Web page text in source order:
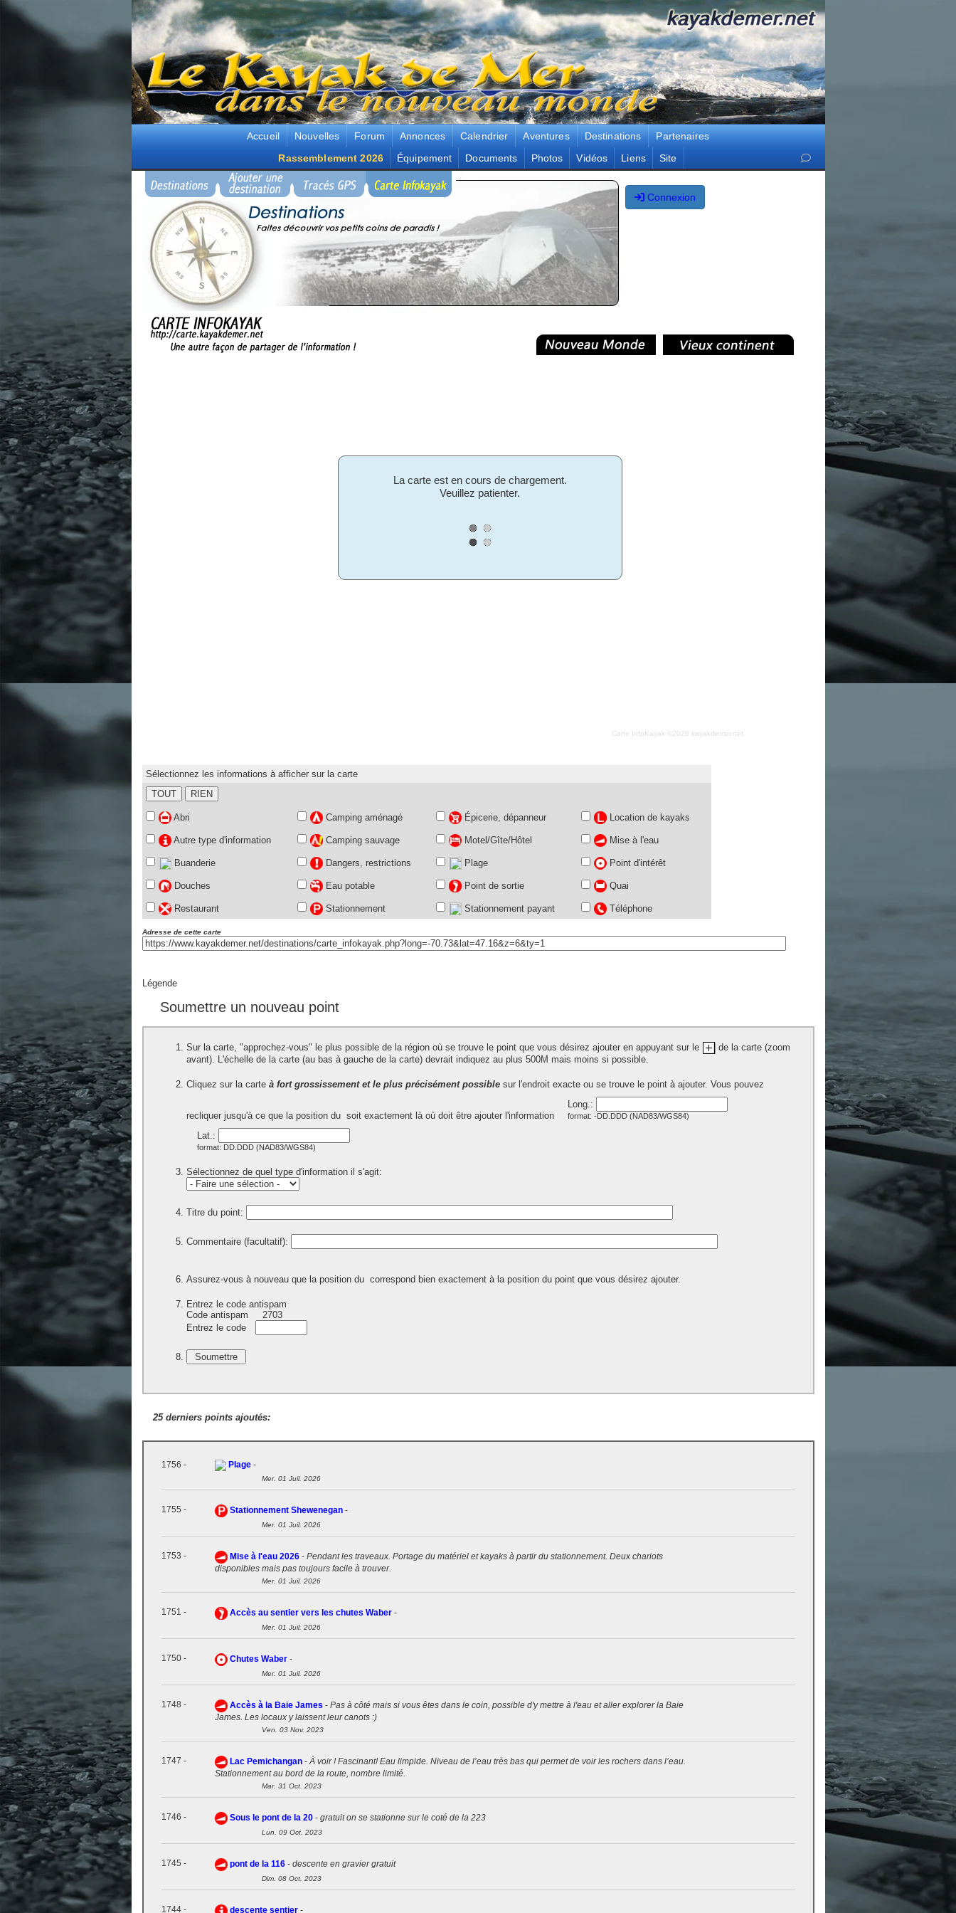
Accueil Nouvelles Forum Annonces Calendrier Aventures Destinations
Partenaires
Rassemblement 2026
Équipement Documents Photos Vidéos Liens Site
Connexion
Carte InfoKayak ©2026 kayakdemer.net
La carte est en cours de chargement.
Veuillez patienter.
Sélectionnez les informations à afficher sur la carte
TOUT
RIEN
Abri Camping aménagé Épicerie, dépanneur Location de kayaks
Autre type d'information Camping sauvage Motel/Gîte/Hôtel Mise à l'eau
Buanderie Dangers, restrictions Plage Point d'intérêt
Douches Eau potable Point de sortie Quai
Restaurant Stationnement Stationnement payant Téléphone
Adresse de cette carte
Légende
Soumettre un nouveau point
Sur la carte, "approchez-vous" le plus possible de la région où se trouve le point que vous désirez ajouter en appuyant sur le
de la carte (zoom
avant). L'échelle de la carte (au bas à gauche de la carte) devrait indiquez au plus 500M mais moins si possible.
Cliquez sur la carte à fort grossissement et le plus précisément possiblesur l'endroit exacte ou se trouve le point à ajouter. Vous pouvez
recliquer jusqu'à ce que la position du soit exactement là où doit être ajouter l'information
Long.:
format: -DD.DDD (NAD83/WGS84)
Lat.:
format: DD.DDD (NAD83/WGS84)
Sélectionnez de quel type d'information il s'agit:
Titre du point:
Commentaire (facultatif):
Assurez-vous à nouveau que la position du correspond bien exactement à la position du point que vous désirez ajouter.
Entrez le code antispam
Code antispam
2703
Entrez le code
25 derniers points ajoutés:
1756 - Plage-
Mer. 01 Juil. 2026
1755 - Stationnement Shewenegan-
Mer. 01 Juil. 2026
1753 - Mise à l'eau 2026- Pendant les traveaux. Portage du matériel et kayaks à partir du stationnement. Deux chariots
disponibles mais pas toujours facile à trouver.
Mer. 01 Juil. 2026
1751 - Accès au sentier vers les chutes Waber-
Mer. 01 Juil. 2026
1750 - Chutes Waber-
Mer. 01 Juil. 2026
1748 - Accès à la Baie James - Pas à côté mais si vous êtes dans le coin, possible d'y mettre à l'eau et aller explorer la Baie
James. Les locaux y laissent leur canots :)
Ven. 03 Nov. 2023
1747 - Lac Pemichangan -À voir ! Fascinant! Eau limpide. Niveau de l’eau très bas qui permet de voir les rochers dans l’eau.
Stationnement au bord de la route, nombre limité.
Mar. 31 Oct. 2023
1746 - Sous le pont de la 20- gratuit on se stationne sur le coté de la 223
Lun. 09 Oct. 2023
1745 - pont de la 116- descente en gravier gratuit
Dim. 08 Oct. 2023
1744 - descente sentier-